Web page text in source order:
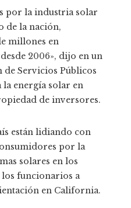
por la industria solar
de la nación,
millones en
2006», dijo en un
Servicios Públicos
la energía solar en
de inversores.
están lidiando con
por la
solares en los
los funcionarios a
en California.